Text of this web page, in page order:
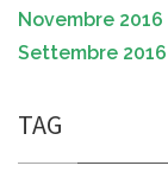
Novembre 2016
Settembre 2016
TAG